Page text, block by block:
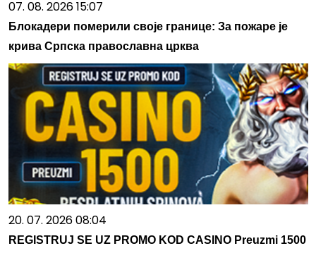
07. 08. 2026 15:07
Блокадери померили своје границе: За пожаре је
крива Српска православна црква
20. 07. 2026 08:04
REGISTRUJ SE UZ PROMO KOD CASINO Preuzmi 1500